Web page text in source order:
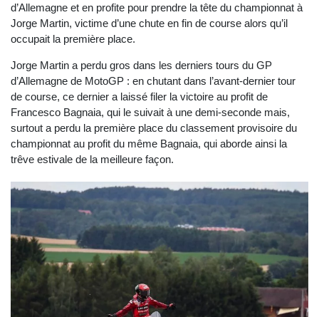
d’Allemagne et en profite pour prendre la tête du championnat à
Jorge Martin, victime d’une chute en fin de course alors qu’il
occupait la première place.
Jorge Martin a perdu gros dans les derniers tours du GP
d’Allemagne de MotoGP : en chutant dans l’avant-dernier tour
de course, ce dernier a laissé filer la victoire au profit de
Francesco Bagnaia, qui le suivait à une demi-seconde mais,
surtout a perdu la première place du classement provisoire du
championnat au profit du même Bagnaia, qui aborde ainsi la
trêve estivale de la meilleure façon.